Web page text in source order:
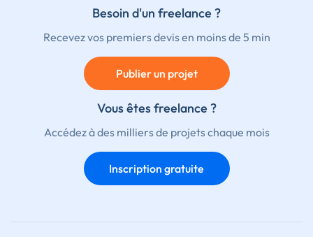
Besoin d'un freelance ?
Recevez vos premiers devis en moins de 5 min
Publier un projet
Vous êtes freelance ?
Accédez à des milliers de projets chaque mois
Inscription gratuite